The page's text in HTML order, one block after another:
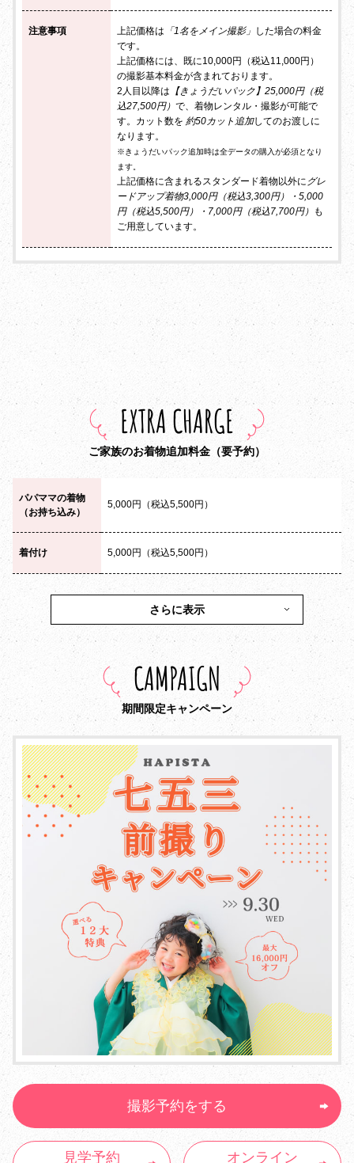
注意事項 上記価格は 「1名をメイン撮影」 した場合の料金
です。
上記価格には、既に10,000円（税込11,000円）
の撮影基本料金が含まれております。
2人目以降は 【きょうだいパック】25,000円（税
込27,500円） で、着物レンタル・撮影が可能で
す。カット数を 約50カット追加してのお渡しに
なります。
※きょうだいパック追加時は全データの購入が必須となり
ます。
上記価格に含まれるスタンダード着物以外に グレ
ードアップ着物3,000円（税込3,300円）・5,000
円（税込5,500円）・7,000円（税込7,700円） も
ご用意しています。
EXTRA CHARGE
ご家族のお着物追加料金（要予約）
パパママの着物
（お持ち込み）
5,000円（税込5,500円）
着付け 5,000円（税込5,500円）
さらに表示
CAMPAIGN
期間限定キャンペーン
撮影予約をする
見学予約 オンライン